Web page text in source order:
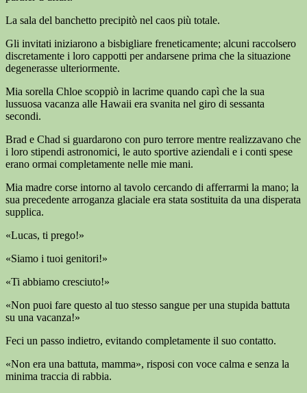
La sala del banchetto precipitò nel caos più totale.
Gli invitati iniziarono a bisbigliare freneticamente; alcuni raccolsero
discretamente i loro cappotti per andarsene prima che la situazione
degenerasse ulteriormente.
Mia sorella Chloe scoppiò in lacrime quando capì che la sua
lussuosa vacanza alle Hawaii era svanita nel giro di sessanta
secondi.
Brad e Chad si guardarono con puro terrore mentre realizzavano che
i loro stipendi astronomici, le auto sportive aziendali e i conti spese
erano ormai completamente nelle mie mani.
Mia madre corse intorno al tavolo cercando di afferrarmi la mano; la
sua precedente arroganza glaciale era stata sostituita da una disperata
supplica.
«Lucas, ti prego!»
«Siamo i tuoi genitori!»
«Ti abbiamo cresciuto!»
«Non puoi fare questo al tuo stesso sangue per una stupida battuta
su una vacanza!»
Feci un passo indietro, evitando completamente il suo contatto.
«Non era una battuta, mamma», risposi con voce calma e senza la
minima traccia di rabbia.